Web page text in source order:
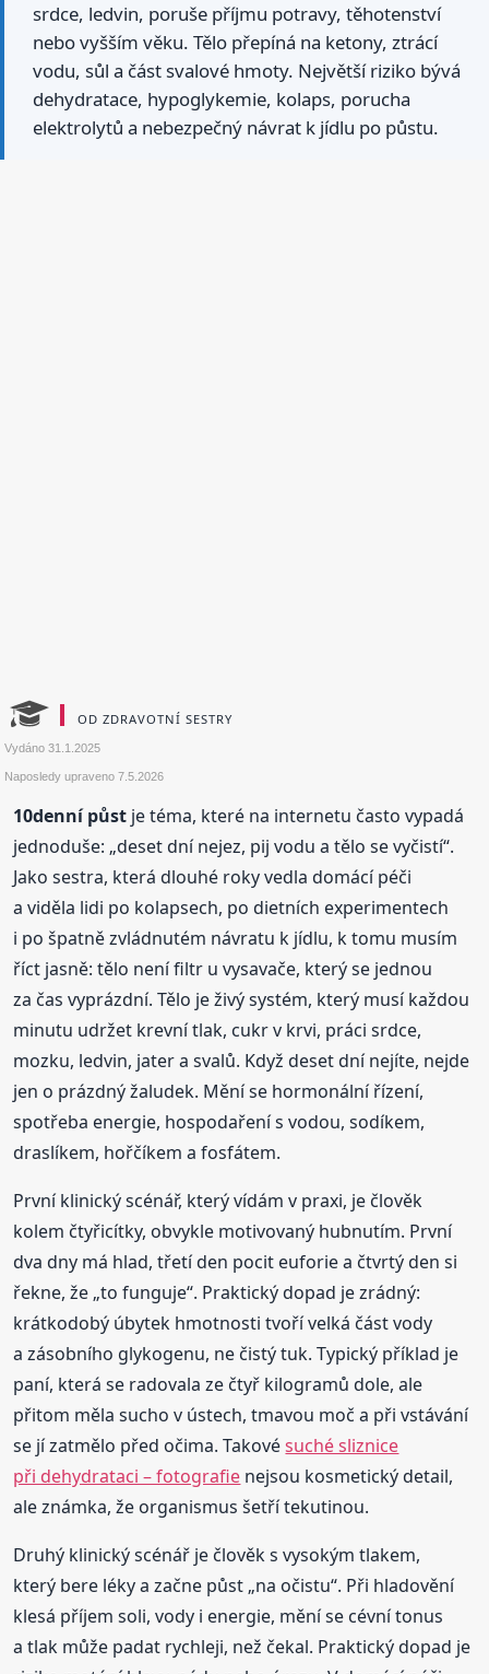
srdce, ledvin, poruše příjmu potravy, těhotenství
nebo vyšším věku. Tělo přepíná na ketony, ztrácí
vodu, sůl a část svalové hmoty. Největší riziko bývá
dehydratace, hypoglykemie, kolaps, porucha
elektrolytů a nebezpečný návrat k jídlu po půstu.
OD ZDRAVOTNÍ SESTRY
Vydáno31.1.2025
Naposledy upraveno7.5.2026
10denní půst je téma, které na internetu často vypadá
jednoduše: „deset dní nejez, pij vodu a tělo se vyčistí“.
Jako sestra, která dlouhé roky vedla domácí péči
a viděla lidi po kolapsech, po dietních experimentech
i po špatně zvládnutém návratu k jídlu, k tomu musím
říct jasně: tělo není filtr u vysavače, který se jednou
za čas vyprázdní. Tělo je živý systém, který musí každou
minutu udržet krevní tlak, cukr v krvi, práci srdce,
mozku, ledvin, jater a svalů. Když deset dní nejíte, nejde
jen o prázdný žaludek. Mění se hormonální řízení,
spotřeba energie, hospodaření s vodou, sodíkem,
draslíkem, hořčíkem a fosfátem.
První klinický scénář, který vídám v praxi, je člověk
kolem čtyřicítky, obvykle motivovaný hubnutím. První
dva dny má hlad, třetí den pocit euforie a čtvrtý den si
řekne, že „to funguje“. Praktický dopad je zrádný:
krátkodobý úbytek hmotnosti tvoří velká část vody
a zásobního glykogenu, ne čistý tuk. Typický příklad je
paní, která se radovala ze čtyř kilogramů dole, ale
přitom měla sucho v ústech, tmavou moč a při vstávání
se jí zatmělo před očima. Takovésuché sliznice
při dehydrataci – fotografie nejsou kosmetický detail,
ale známka, že organismus šetří tekutinou.
Druhý klinický scénář je člověk s vysokým tlakem,
který bere léky a začne půst „na očistu“. Při hladovění
klesá příjem soli, vody i energie, mění se cévní tonus
a tlak může padat rychleji, než čekal. Praktický dopad je